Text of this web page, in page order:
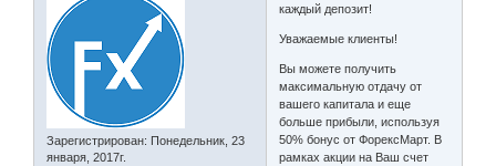
Зарегистрирован: Понедельник, 23
января, 2017г.
каждый депозит!
Уважаемые клиенты!
Вы можете получить
максимальную отдачу от
вашего капитала и еще
больше прибыли, используя
50% бонус от ФорексМарт. В
рамках акции на Ваш счет